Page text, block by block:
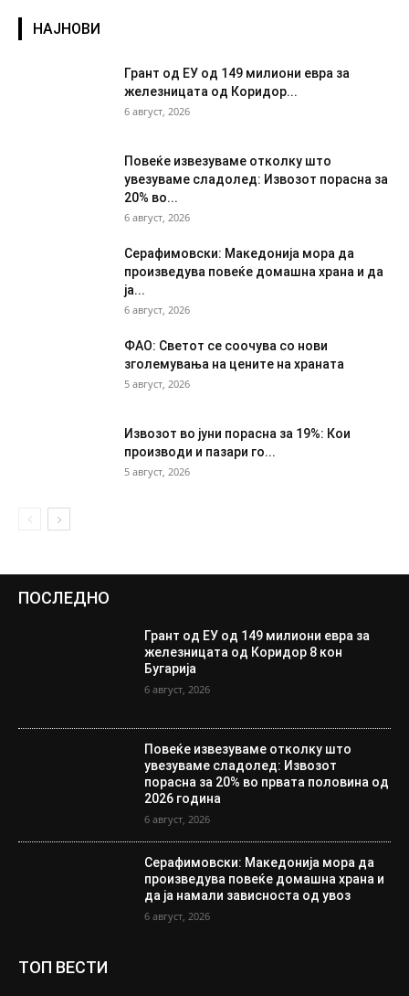
НАЈНОВИ
Грант од ЕУ од 149 милиони евра за
железницата од Коридор...
6 август, 2026
Повеќе извезуваме отколку што
увезуваме сладолед: Извозот порасна за
20% во...
6 август, 2026
Серафимовски: Македонија мора да
произведува повеќе домашна храна и да
ја...
6 август, 2026
ФАО: Светот се соочува со нови
зголемувања на цените на храната
5 август, 2026
Извозот во јуни порасна за 19%: Кои
производи и пазари го...
5 август, 2026
ПОСЛЕДНО
Грант од ЕУ од 149 милиони евра за
железницата од Коридор 8 кон
Бугарија
6 август, 2026
Повеќе извезуваме отколку што
увезуваме сладолед: Извозот
порасна за 20% во првата половина од
2026 година
6 август, 2026
Серафимовски: Македонија мора да
произведува повеќе домашна храна и
да ја намали зависноста од увоз
6 август, 2026
ТОП ВЕСТИ